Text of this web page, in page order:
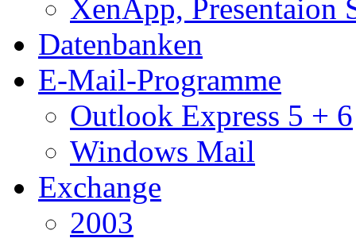
XenApp, Presentaion
Datenbanken
E-Mail-Programme
Outlook Express 5 + 6
Windows Mail
Exchange
2003